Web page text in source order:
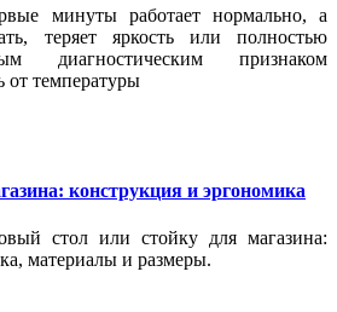
минуты работает нормально, а
теряет яркость или полностью
диагностическим признаком
от температуры
конструкция и эргономика
стол или стойку для магазина:
материалы и размеры.